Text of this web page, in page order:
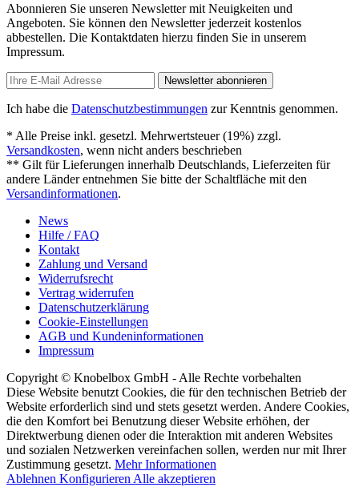
Abonnieren Sie unseren Newsletter mit Neuigkeiten und
Angeboten. Sie können den Newsletter jederzeit kostenlos
abbestellen. Die Kontaktdaten hierzu finden Sie in unserem
Impressum.
Newsletter abonnieren
Ich habe die Datenschutzbestimmungen zur Kenntnis genommen.
* Alle Preise inkl. gesetzl. Mehrwertsteuer (19%) zzgl.
Versandkosten, wenn nicht anders beschrieben
** Gilt für Lieferungen innerhalb Deutschlands, Lieferzeiten für
andere Länder entnehmen Sie bitte der Schaltfläche mit den
Versandinformationen.
News
Hilfe / FAQ
Kontakt
Zahlung und Versand
Widerrufsrecht
Vertrag widerrufen
Datenschutzerklärung
Cookie-Einstellungen
AGB und Kundeninformationen
Impressum
Copyright © Knobelbox GmbH - Alle Rechte vorbehalten
Diese Website benutzt Cookies, die für den technischen Betrieb der
Website erforderlich sind und stets gesetzt werden. Andere Cookies,
die den Komfort bei Benutzung dieser Website erhöhen, der
Direktwerbung dienen oder die Interaktion mit anderen Websites
und sozialen Netzwerken vereinfachen sollen, werden nur mit Ihrer
Zustimmung gesetzt. Mehr Informationen
Ablehnen Konfigurieren Alle akzeptieren